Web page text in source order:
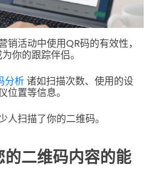
销活动中使用QR码的有效性，
你的跟踪伴侣。
分析诸如扫描次数、使用的设
位置等信息。
人扫描了你的二维码。
二维码内容的能